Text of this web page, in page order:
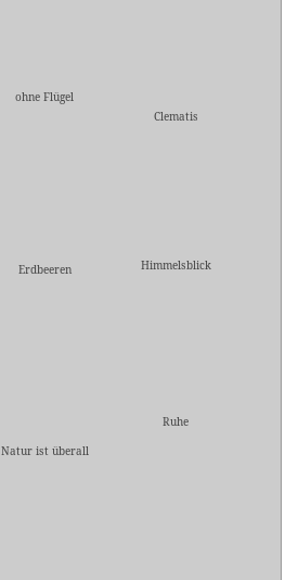
ohne Flügel
Clematis
Erdbeeren Himmelsblick
Natur ist überall
Ruhe